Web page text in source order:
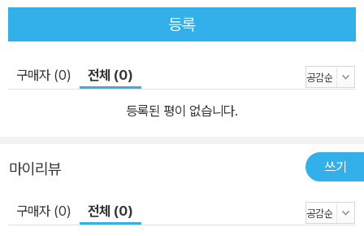
등록
구매자 (0) 전체 (0)
등록된 평이 없습니다.
마이리뷰 쓰기
구매자 (0) 전체 (0)